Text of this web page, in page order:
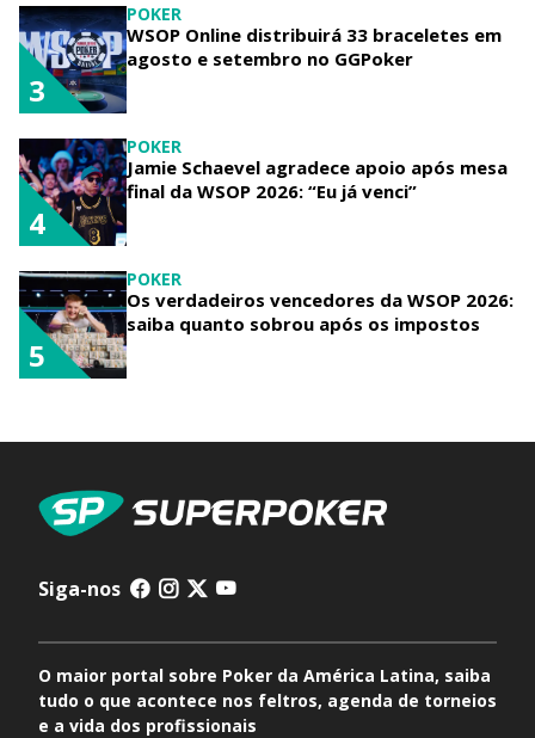
POKER
WSOP Online distribuirá 33 braceletes em
agosto e setembro no GGPoker
3
POKER
Jamie Schaevel agradece apoio após mesa
final da WSOP 2026: “Eu já venci”
4
POKER
Os verdadeiros vencedores da WSOP 2026:
saiba quanto sobrou após os impostos
5
Siga-nos
O maior portal sobre Poker da América Latina, saiba
tudo o que acontece nos feltros, agenda de torneios
e a vida dos profissionais